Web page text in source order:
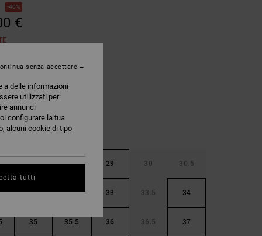
40%
€
28 28.5 29 30 30.5
32 32.5 33 33.5 34
35 35.5 36 36.5 37
a delle informazioni
utilizzati per:
annunci
configurare la tua
alcuni cookie di tipo
senza accettare
tutti